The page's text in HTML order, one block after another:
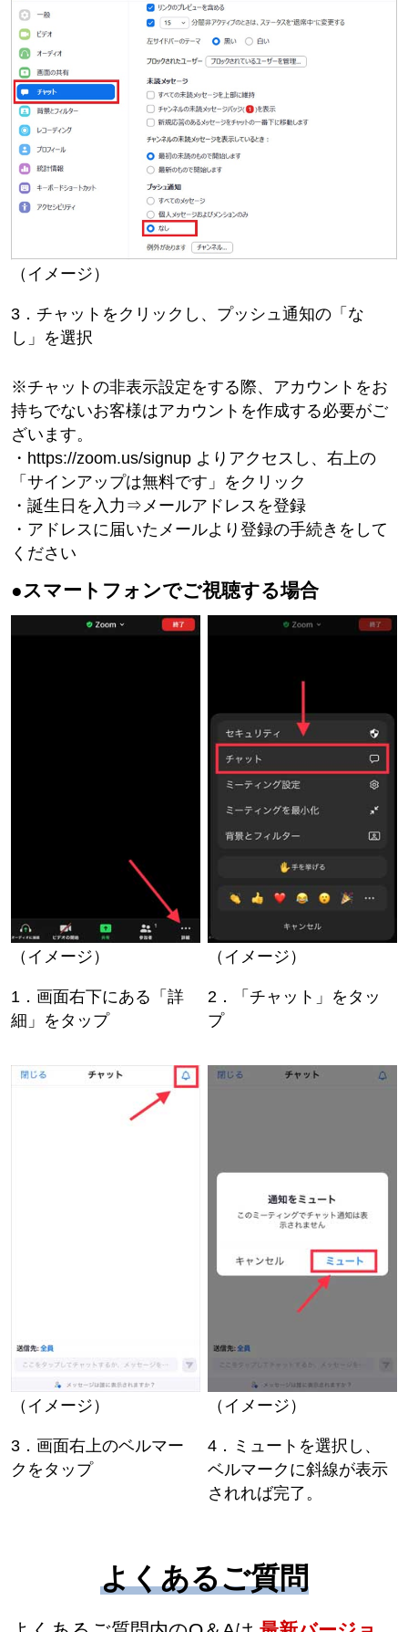
（イメージ）
3．チャットをクリックし、プッシュ通知の「な
し」を選択
※チャットの非表示設定をする際、アカウントをお
持ちでないお客様はアカウントを作成する必要がご
ざいます。
・https://zoom.us/signup よりアクセスし、右上の
「サインアップは無料です」をクリック
・誕生日を入力⇒メールアドレスを登録
・アドレスに届いたメールより登録の手続きをして
ください
●スマートフォンでご視聴する場合
（イメージ）
1．画面右下にある「詳
細」をタップ
（イメージ）
2．「チャット」をタッ
プ
（イメージ）
3．画面右上のベルマー
クをタップ
（イメージ）
4．ミュートを選択し、
ベルマークに斜線が表示
されれば完了。
よくあるご質問